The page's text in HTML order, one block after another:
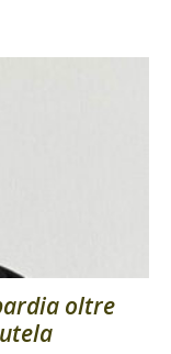
oltre